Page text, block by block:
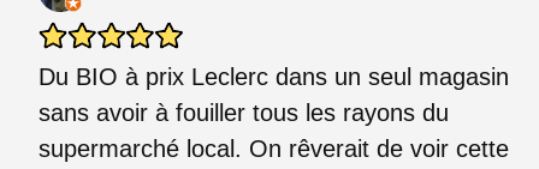
Du BIO à prix Leclerc dans un seul magasin
sans avoir à fouiller tous les rayons du
supermarché local. On rêverait de voir cette